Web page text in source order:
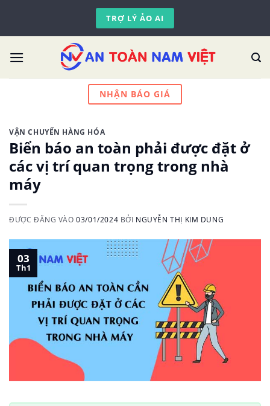
content
TRỢ LÝ ẢO AI
NHẬN BÁO GIÁ
VẬN CHUYỂN HÀNG HÓA
Biển báo an toàn phải được đặt ở
các vị trí quan trọng trong nhà
máy
ĐƯỢC ĐĂNG VÀO03/01/2024 BỞI NGUYỄN THỊ KIM DUNG
03
Th1